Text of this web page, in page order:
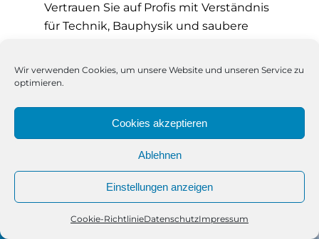
Wir verwenden Cookies, um unsere Website und unseren Service zu
optimieren.
Cookies akzeptieren
Ablehnen
Einstellungen anzeigen
Cookie-RichtlinieDatenschutzImpressum
Vertrauen Sie auf Profis mit Verständnis
für Technik, Bauphysik und saubere
sondern einen verlässlichen Partner
Telefon Kontakt WhatsApp